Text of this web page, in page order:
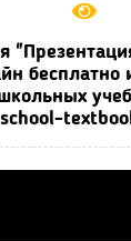
бесплатно
school-